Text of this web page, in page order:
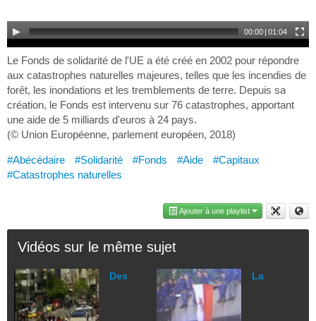
00:00 | 01:04
Le Fonds de solidarité de l'UE a été créé en 2002 pour répondre
aux catastrophes naturelles majeures, telles que les incendies de
forêt, les inondations et les tremblements de terre. Depuis sa
création, le Fonds est intervenu sur 76 catastrophes, apportant
une aide de 5 milliards d'euros à 24 pays.
(© Union Européenne, parlement européen, 2018)
#Abécédaire #Solidarité #Fonds #Aide
#Capitaux
#Catastrophes naturelles
Ajouter à une playlist
Vidéos sur le même sujet
Des La